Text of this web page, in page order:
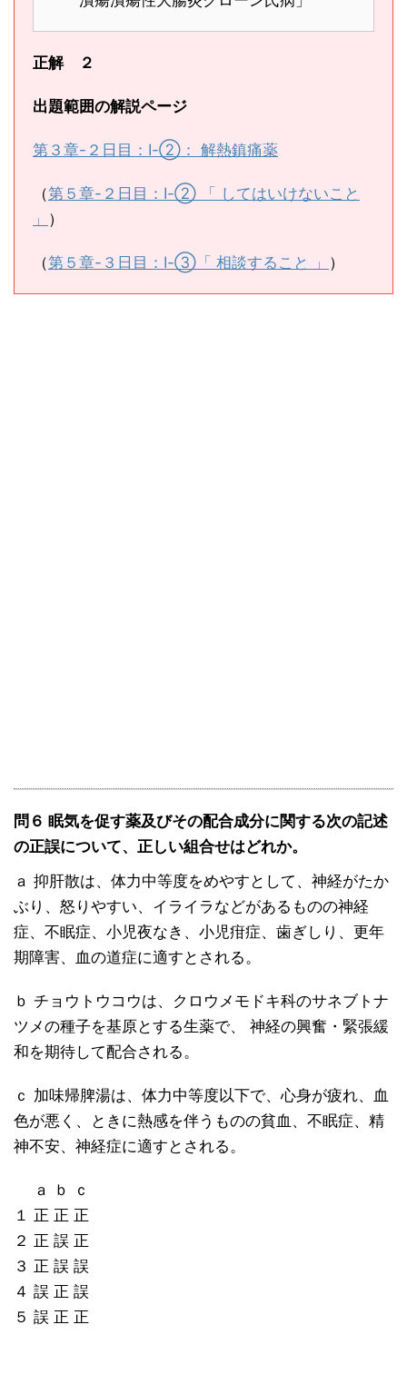
正解 ２
出題範囲の解説ページ
第３章-２日目：Ⅰ-②： 解熱鎮痛薬
（第５章-２日目：Ⅰ-② 「 してはいけないこと
」 ）
（第５章-３日目：Ⅰ-③「 相談すること 」 ）
問６ 眠気を促す薬及びその配合成分に関する次の記述
の正誤について、正しい組合せはどれか。
ａ 抑肝散は、体力中等度をめやすとして、神経がたか
ぶり、怒りやすい、イライラなどがあるものの神経
症、不眠症、小児夜なき、小児疳症、歯ぎしり、更年
期障害、血の道症に適すとされる。
ｂ チョウトウコウは、クロウメモドキ科のサネブトナ
ツメの種子を基原とする生薬で、 神経の興奮・緊張緩
和を期待して配合される。
ｃ 加味帰脾湯は、体力中等度以下で、心身が疲れ、血
色が悪く、ときに熱感を伴うものの貧血、不眠症、精
神不安、神経症に適すとされる。
ａ ｂ ｃ
１ 正 正 正
２ 正 誤 正
３ 正 誤 誤
４ 誤 正 誤
５ 誤 正 正